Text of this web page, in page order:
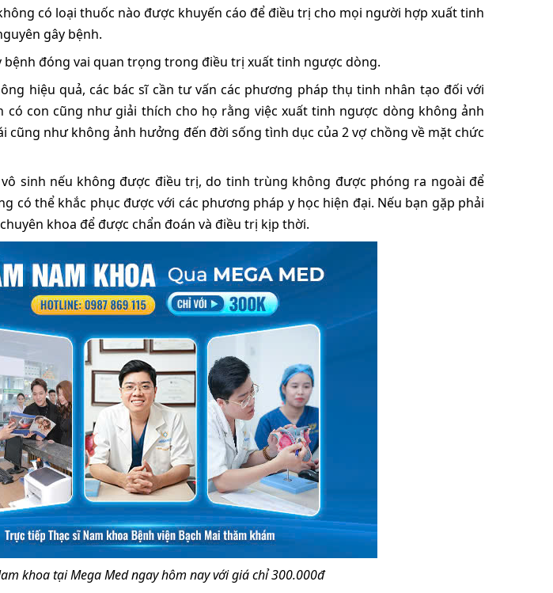
có loại thuốc nào được khuyến cáo để điều trị cho mọi người hợp xuất tinh
gây bệnh.
bệnh đóng vai quan trọng trong điều trị xuất tinh ngược dòng.
hiệu quả, các bác sĩ cần tư vấn các phương pháp thụ tinh nhân tạo đối với
có con cũng như giải thích cho họ rằng việc xuất tinh ngược dòng không ảnh
cũng như không ảnh hưởng đến đời sống tình dục của 2 vợ chồng về mặt chức
sinh nếu không được điều trị, do tinh trùng không được phóng ra ngoài để
có thể khắc phục được với các phương pháp y học hiện đại. Nếu bạn gặp phải
khoa để được chẩn đoán và điều trị kịp thời.
khoa tại Mega Med ngay hôm nay với giá chỉ 300.000đ